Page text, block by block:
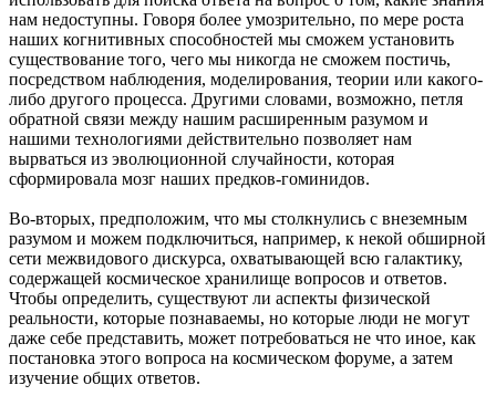
нам недоступны. Говоря более умозрительно, по мере роста
наших когнитивных способностей мы сможем установить
существование того, чего мы никогда не сможем постичь,
посредством наблюдения, моделирования, теории или какого-
либо другого процесса. Другими словами, возможно, петля
обратной связи между нашим расширенным разумом и
нашими технологиями действительно позволяет нам
вырваться из эволюционной случайности, которая
сформировала мозг наших предков-гоминидов.
Во-вторых, предположим, что мы столкнулись с внеземным
разумом и можем подключиться, например, к некой обширной
сети межвидового дискурса, охватывающей всю галактику,
содержащей космическое хранилище вопросов и ответов.
Чтобы определить, существуют ли аспекты физической
реальности, которые познаваемы, но которые люди не могут
даже себе представить, может потребоваться не что иное, как
постановка этого вопроса на космическом форуме, а затем
изучение общих ответов.